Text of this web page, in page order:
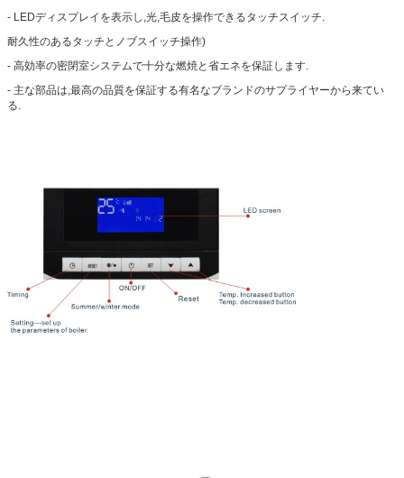
- LEDディスプレイを表示し,光,毛皮を操作できるタッチスイッチ.
耐久性のあるタッチとノブスイッチ操作)
- 高効率の密閉室システムで十分な燃焼と省エネを保証します.
- 主な部品は,最高の品質を保証する有名なブランドのサプライヤーから来てい
る.